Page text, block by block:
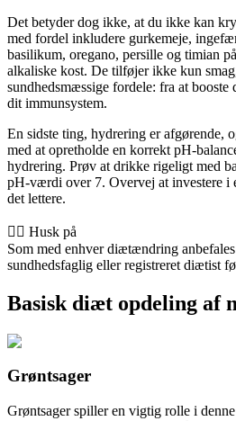
Det betyder dog ikke, at du ikke kan
med fordel inkludere gurkemeje,
basilikum, oregano, persille og timian
alkaliske kost. De tilføjer ikke kun
sundhedsmæssige fordele: fra at
dit immunsystem.
En sidste ting, hydrering er afgørende,
med at opretholde en korrekt pH-
hydrering. Prøv at drikke rigeligt med
pH-værdi over 7. Overvej at investere i
det lettere.
👨‍⚕️️ Husk på
Som med enhver diætændring
sundhedsfaglig eller registreret diætist
Basisk diæt opdeling af
Grøntsager
Grøntsager spiller en vigtig rolle i